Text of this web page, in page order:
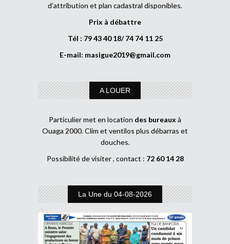
d’attribution et plan cadastral disponibles.
Prix à débattre
Tél : 79 43 40 18/ 74 74 11 25
E-mail: masigue2019@gmail.com
A LOUER
Particulier met en location des bureaux à
Ouaga 2000. Clim et ventilos plus débarras et
douches.
Possibilité de visiter , contact : 72 60 14 28
La Une du 04-08-2026